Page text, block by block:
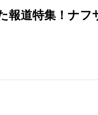
報道特集！ナ